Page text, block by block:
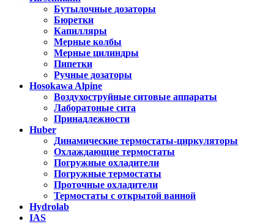
Бутылочные дозаторы
Бюретки
Капилляры
Мерные колбы
Мерные цилиндры
Пипетки
Ручные дозаторы
Hosokawa Alpine
Воздухоструйные ситовые аппараты
Лаборатоные сита
Принадлежности
Huber
Динамические термостаты-циркуляторы
Охлаждающие термостаты
Погружные охладители
Погружные термостаты
Проточные охладители
Термостаты с открытой ванной
Hydrolab
IAS